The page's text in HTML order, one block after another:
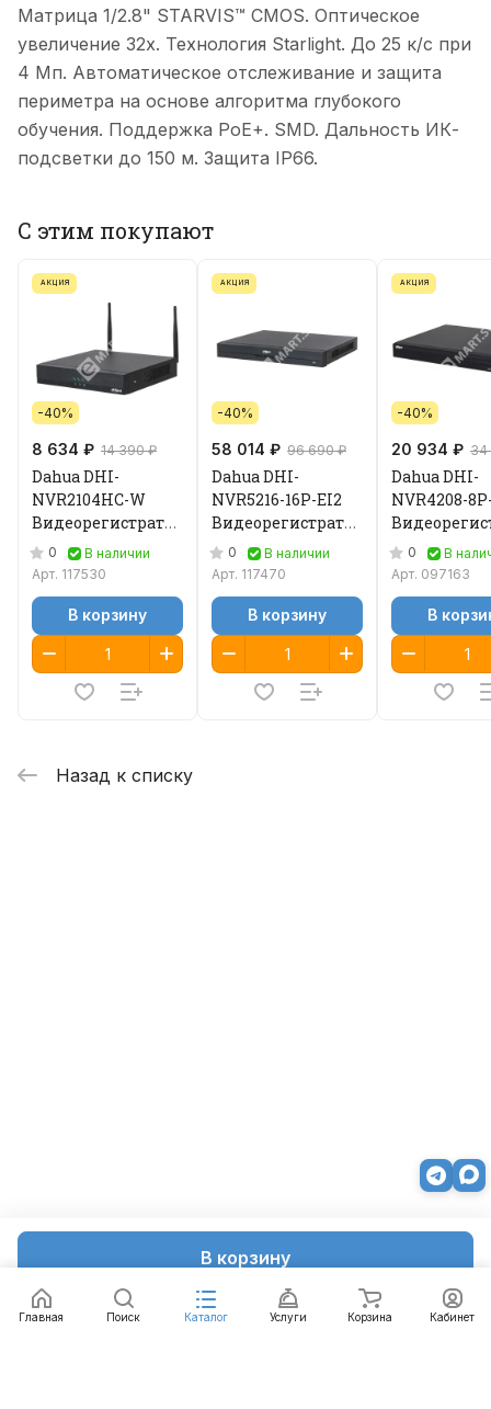
В корзину
Матрица 1/2.8" STARVIS™ CMOS. Оптическое
увеличение 32x. Технология Starlight. До 25 к/с при
4 Мп. Автоматическое отслеживание и защита
периметра на основе алгоритма глубокого
обучения. Поддержка PoE+. SMD. Дальность ИК-
подсветки до 150 м. Защита IP66.
С этим покупают
АКЦИЯ
-40%
8 634 ₽ 14 390 ₽
Dahua DHI-
NVR2104HC-W
Видеорегистратор
IP 0
В наличии
Арт. 117530
В корзину
АКЦИЯ
-40%
58 014 ₽ 96 690 ₽
Dahua DHI-
NVR5216-16P-EI2
Видеорегистратор
IP 0
В наличии
Арт. 117470
В корзину
АКЦИЯ
-40%
20 934 ₽ 34
Dahua DHI-
NVR4208-
IP 0
В
Арт. 097163
В
Назад к списку
Главная Поиск Каталог Услуги Корзина Кабинет